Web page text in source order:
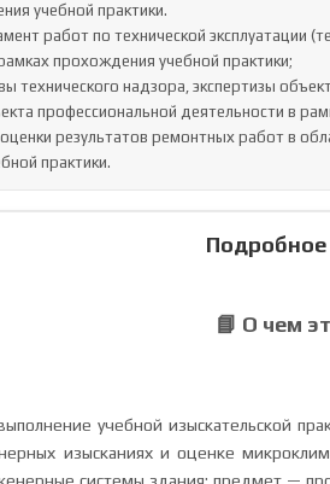
учебной практики.
прохождения учебной практики;
профессиональной деятельности в
результатов ремонтных работ в
практики.
Подробное
📘 О чем
учебной изыскательской
изысканиях и оценке